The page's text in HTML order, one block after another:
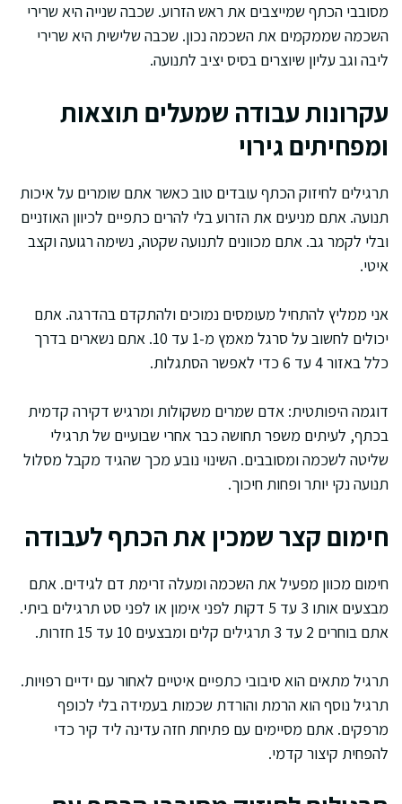
מסובבי הכתף שמייצבים את ראש הזרוע. שכבה שנייה היא שרירי
השכמה שממקמים את השכמה נכון. שכבה שלישית היא שרירי
ליבה וגב עליון שיוצרים בסיס יציב לתנועה.
עקרונות עבודה שמעלים תוצאות
ומפחיתים גירוי
תרגילים לחיזוק הכתף עובדים טוב כאשר אתם שומרים על איכות
תנועה. אתם מניעים את הזרוע בלי להרים כתפיים לכיוון האוזניים
ובלי לקמר גב. אתם מכוונים לתנועה שקטה, נשימה רגועה וקצב
איטי.
אני ממליץ להתחיל מעומסים נמוכים ולהתקדם בהדרגה. אתם
יכולים לחשוב על סרגל מאמץ מ-1 עד 10. אתם נשארים בדרך
כלל באזור 4 עד 6 כדי לאפשר הסתגלות.
דוגמה היפותטית: אדם שמרים משקולות ומרגיש דקירה קדמית
בכתף, לעיתים משפר תחושה כבר אחרי שבועיים של תרגילי
שליטה לשכמה ומסובבים. השינוי נובע מכך שהגיד מקבל מסלול
תנועה נקי יותר ופחות חיכוך.
חימום קצר שמכין את הכתף לעבודה
חימום מכוון מפעיל את השכמה ומעלה זרימת דם לגידים. אתם
מבצעים אותו 3 עד 5 דקות לפני אימון או לפני סט תרגילים ביתי.
אתם בוחרים 2 עד 3 תרגילים קלים ומבצעים 10 עד 15 חזרות.
תרגיל מתאים הוא סיבובי כתפיים איטיים לאחור עם ידיים רפויות.
תרגיל נוסף הוא הרמת והורדת שכמות בעמידה בלי לכופף
מרפקים. אתם מסיימים עם פתיחת חזה עדינה ליד קיר כדי
להפחית קיצור קדמי.